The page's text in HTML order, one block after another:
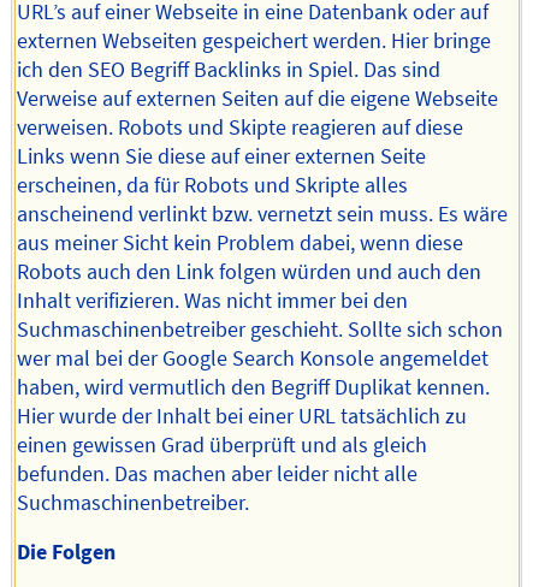
URL’s auf einer Webseite in eine Datenbank oder auf
externen Webseiten gespeichert werden. Hier bringe
ich den SEO Begriff Backlinks in Spiel. Das sind
Verweise auf externen Seiten auf die eigene Webseite
verweisen. Robots und Skipte reagieren auf diese
Links wenn Sie diese auf einer externen Seite
erscheinen, da für Robots und Skripte alles
anscheinend verlinkt bzw. vernetzt sein muss. Es wäre
aus meiner Sicht kein Problem dabei, wenn diese
Robots auch den Link folgen würden und auch den
Inhalt verifizieren. Was nicht immer bei den
Suchmaschinenbetreiber geschieht. Sollte sich schon
wer mal bei der Google Search Konsole angemeldet
haben, wird vermutlich den Begriff Duplikat kennen.
Hier wurde der Inhalt bei einer URL tatsächlich zu
einen gewissen Grad überprüft und als gleich
befunden. Das machen aber leider nicht alle
Suchmaschinenbetreiber.
Die Folgen